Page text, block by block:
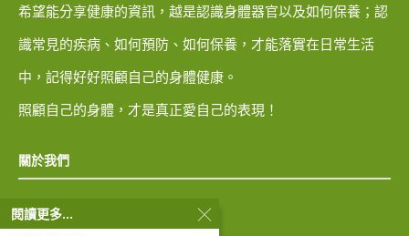
希望能分享健康的資訊，越是認識身體器官以及如何保養；認
識常見的疾病、如何預防、如何保養，才能落實在日常生活
中，記得好好照顧自己的身體健康。
照顧自己的身體，才是真正愛自己的表現！
關於我們
隱私權政策
閱讀更多...